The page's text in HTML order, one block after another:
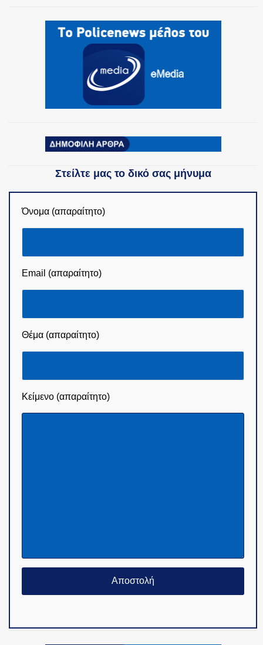
Στείλτε μας το δικό σας μήνυμα
Όνομα (απαραίτητο)
Email (απαραίτητο)
Θέμα (απαραίτητο)
Κείμενο (απαραίτητο)